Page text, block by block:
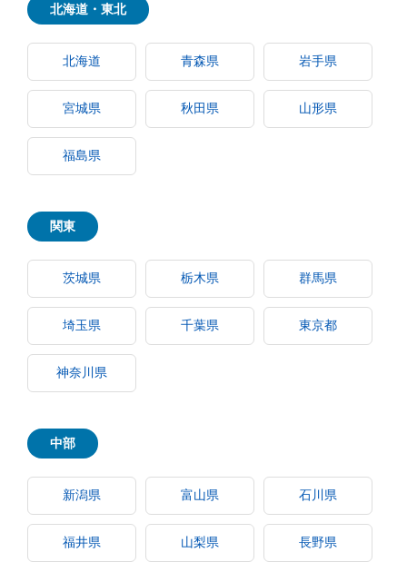
北海道・東北
北海道 青森県 岩手県
宮城県 秋田県 山形県
福島県
関東
茨城県 栃木県 群馬県
埼玉県 千葉県 東京都
神奈川県
中部
新潟県 富山県 石川県
福井県 山梨県 長野県